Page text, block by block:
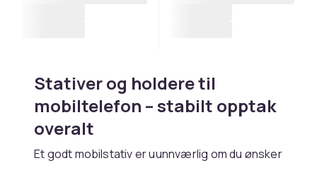
Stativer og holdere til
mobiltelefon – stabilt opptak
overalt
Et godt mobilstativ er uunnværlig om du ønsker